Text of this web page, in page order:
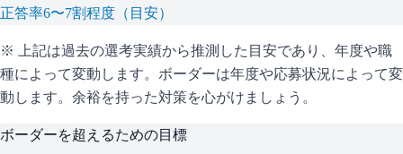
正答率6〜7割程度（目安）
※ 上記は過去の選考実績から推測した目安であり、年度や職
種によって変動します。 ボーダーは年度や応募状況によって変
動します。余裕を持った対策を心がけましょう。
ボーダーを超えるための目標